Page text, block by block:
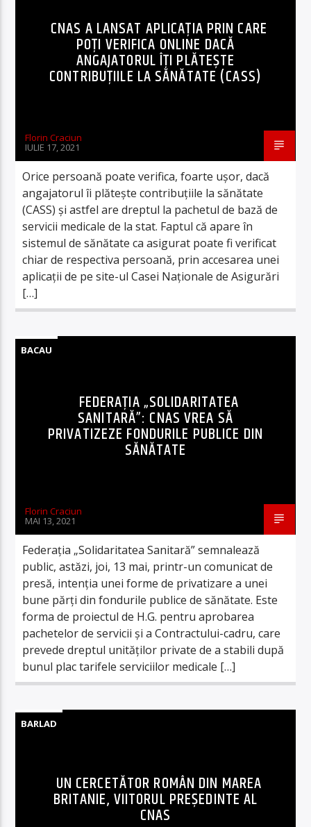
CNAS A LANSAT APLICAȚIA PRIN CARE
POȚI VERIFICA ONLINE DACĂ
ANGAJATORUL ÎȚI PLĂTEȘTE
CONTRIBUȚIILE LA SĂNĂTATE (CASS)
Florin Craciun
IULIE 17, 2021
Orice persoană poate verifica, foarte ușor, dacă
angajatorul îi plătește contribuțiile la sănătate
(CASS) și astfel are dreptul la pachetul de bază de
servicii medicale de la stat. Faptul că apare în
sistemul de sănătate ca asigurat poate fi verificat
chiar de respectiva persoană, prin accesarea unei
aplicații de pe site-ul Casei Naționale de Asigurări
[…]
BACAU
FEDERAȚIA „SOLIDARITATEA
SANITARĂ”: CNAS VREA SĂ
PRIVATIZEZE FONDURILE PUBLICE DIN
SĂNĂTATE
Florin Craciun
MAI 13, 2021
Federația „Solidaritatea Sanitară” semnalează
public, astăzi, joi, 13 mai, printr-un comunicat de
presă, intenția unei forme de privatizare a unei
bune părți din fondurile publice de sănătate. Este
forma de proiectul de H.G. pentru aprobarea
pachetelor de servicii şi a Contractului-cadru, care
prevede dreptul unităților private de a stabili după
bunul plac tarifele serviciilor medicale […]
BARLAD
UN CERCETĂTOR ROMÂN DIN MAREA
BRITANIE, VIITORUL PREȘEDINTE AL
CNAS